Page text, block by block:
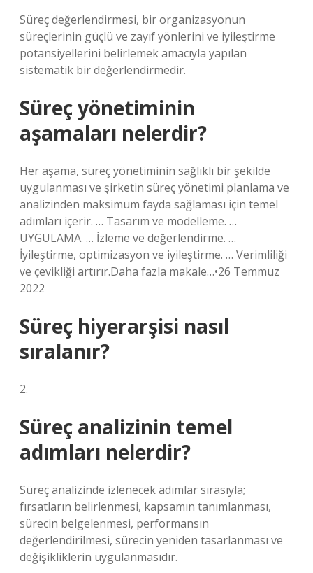
Süreç değerlendirmesi, bir organizasyonun
süreçlerinin güçlü ve zayıf yönlerini ve iyileştirme
potansiyellerini belirlemek amacıyla yapılan
sistematik bir değerlendirmedir.
Süreç yönetiminin
aşamaları nelerdir?
Her aşama, süreç yönetiminin sağlıklı bir şekilde
uygulanması ve şirketin süreç yönetimi planlama ve
analizinden maksimum fayda sağlaması için temel
adımları içerir. … Tasarım ve modelleme. …
UYGULAMA. … İzleme ve değerlendirme. …
İyileştirme, optimizasyon ve iyileştirme. … Verimliliği
ve çevikliği artırır.Daha fazla makale…•26 Temmuz
2022
Süreç hiyerarşisi nasıl
sıralanır?
2.
Süreç analizinin temel
adımları nelerdir?
Süreç analizinde izlenecek adımlar sırasıyla;
fırsatların belirlenmesi, kapsamın tanımlanması,
sürecin belgelenmesi, performansın
değerlendirilmesi, sürecin yeniden tasarlanması ve
değişikliklerin uygulanmasıdır.